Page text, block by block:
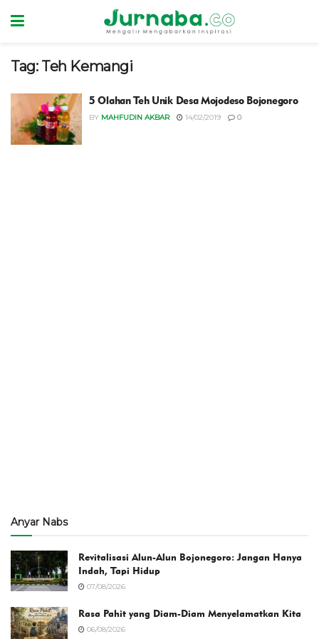
Tag: Teh Kemangi
5 Olahan Teh Unik Desa Mojodeso Bojonegoro
BY MAHFUDIN AKBAR 14/02/2019 0
Anyar Nabs
Revitalisasi Alun-Alun Bojonegoro: Jangan Hanya
Indah, Tapi Hidup
07/08/2026
Rasa Pahit yang Diam-Diam Menyelamatkan Kita
06/08/2026